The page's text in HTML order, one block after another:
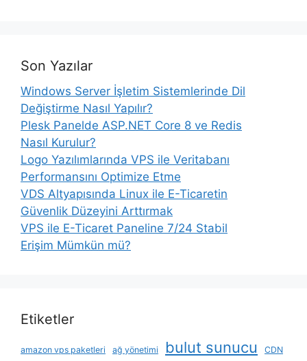
Son Yazılar
Windows Server İşletim Sistemlerinde Dil
Değiştirme Nasıl Yapılır?
Plesk Panelde ASP.NET Core 8 ve Redis
Nasıl Kurulur?
Logo Yazılımlarında VPS ile Veritabanı
Performansını Optimize Etme
VDS Altyapısında Linux ile E-Ticaretin
Güvenlik Düzeyini Arttırmak
VPS ile E-Ticaret Paneline 7/24 Stabil
Erişim Mümkün mü?
Etiketler
amazon vps paketleri ağ yönetimi bulut sunucu CDN